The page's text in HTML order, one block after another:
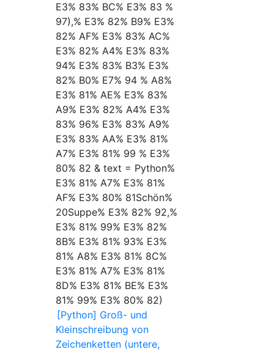
E3% 83% BC% E3% 83 %
97),% E3% 82% B9% E3%
82% AF% E3% 83% AC%
E3% 82% A4% E3% 83%
94% E3% 83% B3% E3%
82% B0% E7% 94 % A8%
E3% 81% AE% E3% 83%
A9% E3% 82% A4% E3%
83% 96% E3% 83% A9%
E3% 83% AA% E3% 81%
A7% E3% 81% 99 % E3%
80% 82 & text = Python%
E3% 81% A7% E3% 81%
AF% E3% 80% 81Schön%
20Suppe% E3% 82% 92,%
E3% 81% 99% E3% 82%
8B% E3% 81% 93% E3%
81% A8% E3% 81% 8C%
E3% 81% A7% E3% 81%
8D% E3% 81% BE% E3%
81% 99% E3% 80% 82)
[Python] Groß- und
Kleinschreibung von
Zeichenketten (untere,